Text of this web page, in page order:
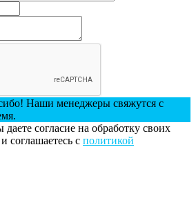
Наши менеджеры свяжутся с
согласие на обработку своих
соглашаетесь с политикой